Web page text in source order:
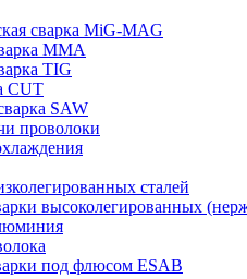
сварка MiG-MAG
MMA
TIG
CUT
SAW
проволоки
сталей
высоколегированных
под флюсом ESAB